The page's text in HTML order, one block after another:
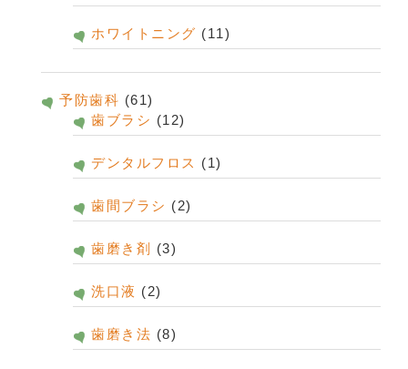
ホワイトニング (11)
予防歯科 (61)
歯ブラシ (12)
デンタルフロス (1)
歯間ブラシ (2)
歯磨き剤 (3)
洗口液 (2)
歯磨き法 (8)